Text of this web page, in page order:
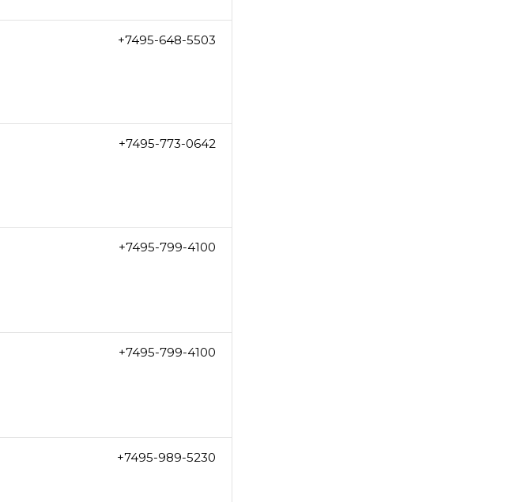
+7495-648-5503
+7495-773-0642
+7495-799-4100
+7495-799-4100
+7495-989-5230